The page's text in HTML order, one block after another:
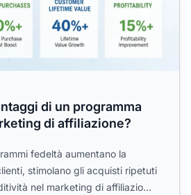
di un programma
di affiliazione?
fedeltà aumentano la
stimolano gli acquisti ripetuti
nel marketing di affiliazio...